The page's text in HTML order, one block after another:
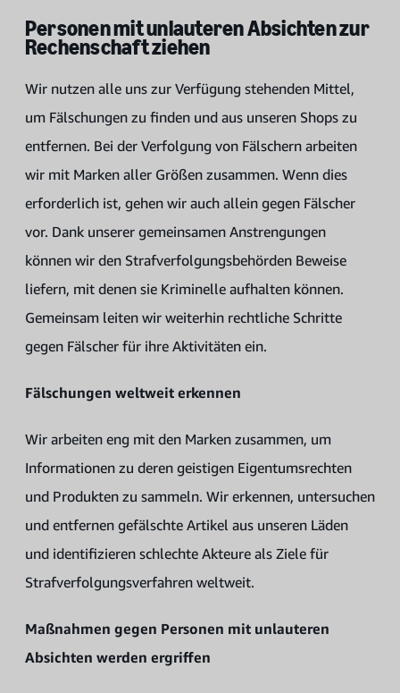
Personen mit unlauteren Absichten zur
Rechenschaft ziehen
Wir nutzen alle uns zur Verfügung stehenden Mittel,
um Fälschungen zu finden und aus unseren Shops zu
entfernen. Bei der Verfolgung von Fälschern arbeiten
wir mit Marken aller Größen zusammen. Wenn dies
erforderlich ist, gehen wir auch allein gegen Fälscher
vor. Dank unserer gemeinsamen Anstrengungen
können wir den Strafverfolgungsbehörden Beweise
liefern, mit denen sie Kriminelle aufhalten können.
Gemeinsam leiten wir weiterhin rechtliche Schritte
gegen Fälscher für ihre Aktivitäten ein.
Fälschungen weltweit erkennen
Wir arbeiten eng mit den Marken zusammen, um
Informationen zu deren geistigen Eigentumsrechten
und Produkten zu sammeln. Wir erkennen, untersuchen
und entfernen gefälschte Artikel aus unseren Läden
und identifizieren schlechte Akteure als Ziele für
Strafverfolgungsverfahren weltweit.
Maßnahmen gegen Personen mit unlauteren
Absichten werden ergriffen